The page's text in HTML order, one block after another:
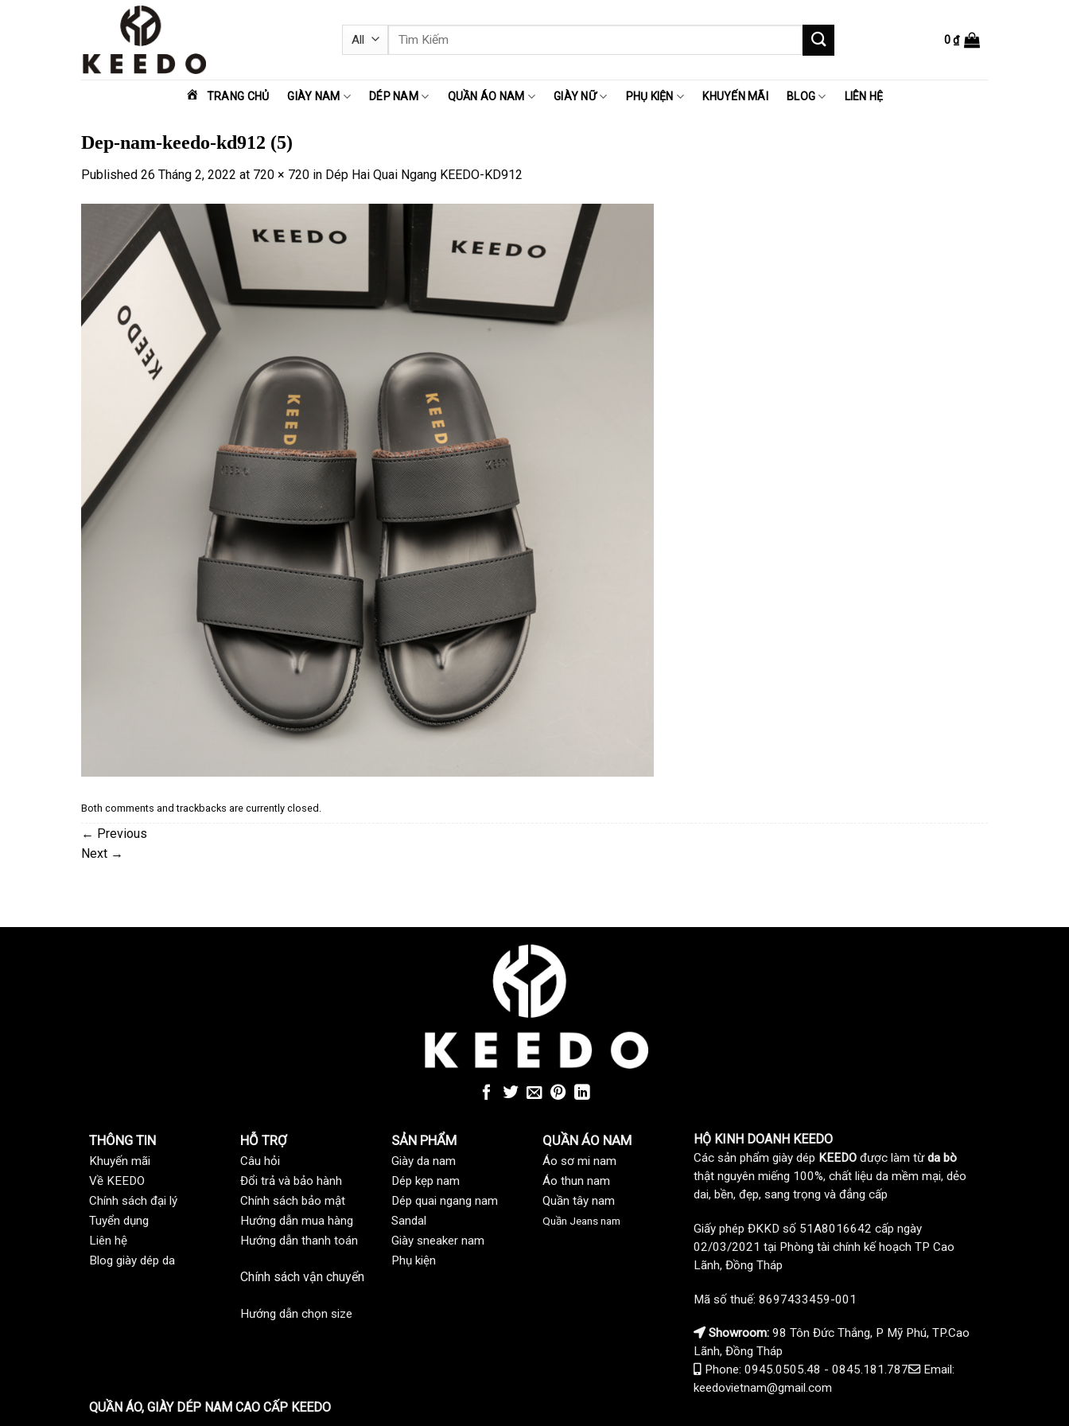
Tìm
kiếm:
0₫
TRANG CHỦ GIÀY NAM DÉP NAM QUẦN ÁO NAM GIÀY NỮ PHỤ KIỆN KHUYẾN MÃI BLOG LIÊN HỆ
Dep-nam-keedo-kd912 (5)
Published 26 Tháng 2, 2022 at 720 × 720 in Dép Hai Quai Ngang KEEDO-KD912
Both comments and trackbacks are currently closed.
← Previous
Next →
THÔNG TIN
Khuyến mãi
Về KEEDO
Chính sách đại lý
Tuyển dụng
Liên hệ
Blog giày dép da
HỖ TRỢ
Câu hỏi
Đổi trả và bảo hành
Chính sách bảo mật
Hướng dẫn mua hàng
Hướng dẫn thanh toán
Chính sách vận chuyển
Hướng dẫn chọn size
SẢN PHẨM
Giày da nam
Dép kẹp nam
Dép quai ngang nam
Sandal
Giày sneaker nam
Phụ kiện
QUẦN ÁO NAM
Áo sơ mi nam
Áo thun nam
Quần tây nam
Quần Jeans nam
HỘ KINH DOANH KEEDO
Các sản phẩm giày dép KEEDO được làm từda bò
thật nguyên miếng 100%, chất liệu da mềm mại, dẻo
dai, bền, đẹp, sang trọng và đẳng cấp
Giấy phép ĐKKD số 51A8016642 cấp ngày
02/03/2021 tại Phòng tài chính kế hoạch TP Cao
Lãnh, Đồng Tháp
Mã số thuế: 8697433459-001
Showroom: 98 Tôn Đức Thắng, P Mỹ Phú, TP.Cao
Lãnh, Đồng Tháp
Phone: 0945.0505.48 - 0845.181.787
Email:
keedovietnam@gmail.com
QUẦN ÁO, GIÀY DÉP NAM CAO CẤP KEEDO